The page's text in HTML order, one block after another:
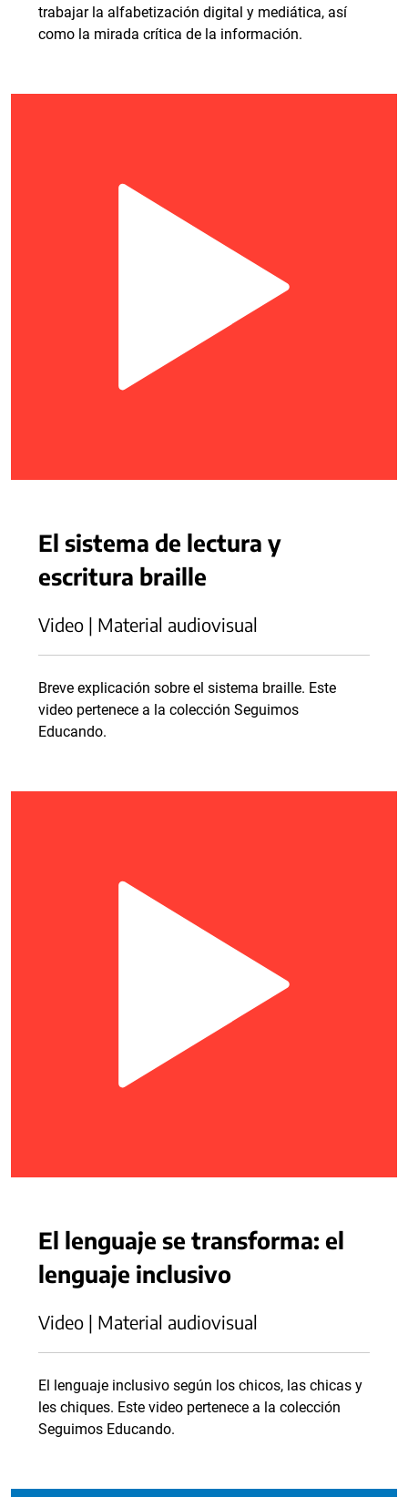
trabajar la alfabetización digital y mediática, así
como la mirada crítica de la información.
El sistema de lectura y
escritura braille
Video | Material audiovisual
Breve explicación sobre el sistema braille. Este
video pertenece a la colección Seguimos
Educando.
El lenguaje se transforma: el
lenguaje inclusivo
Video | Material audiovisual
El lenguaje inclusivo según los chicos, las chicas y
les chiques. Este video pertenece a la colección
Seguimos Educando.